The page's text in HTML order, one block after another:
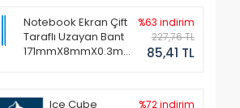
Notebook Ekran Çift
Taraflı Uzayan Bant
171mmX8mmX0.3mm
%63 indirim
227,76 TL
85,41 TL
Ice Cube
%72 indirim